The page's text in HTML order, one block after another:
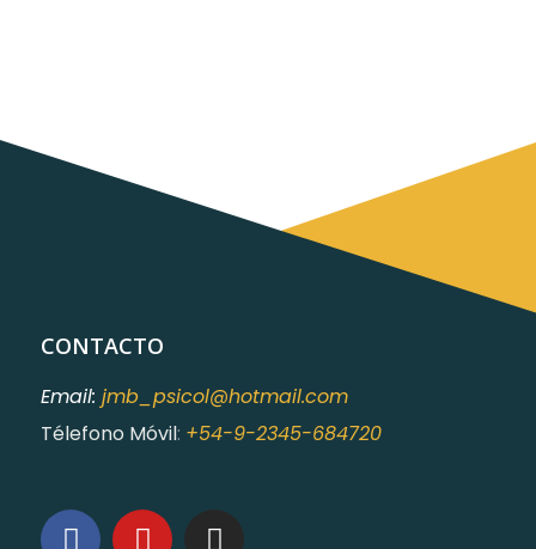
CONTACTO
Email: jmb_psicol@hotmail.com
Télefono Móvil: +54-9-2345-684720